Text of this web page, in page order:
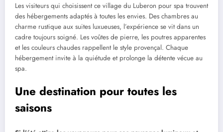
Les visiteurs qui choisissent ce village du Luberon pour spa trouvent
des hébergements adaptés à toutes les envies. Des chambres au
charme rustique aux suites luxueuses, l’expérience se vit dans un
cadre toujours soigné. Les voûtes de pierre, les poutres apparentes
et les couleurs chaudes rappellent le style provençal. Chaque
hébergement invite à la quiétude et prolonge la détente vécue au
spa.
Une destination pour toutes les
saisons